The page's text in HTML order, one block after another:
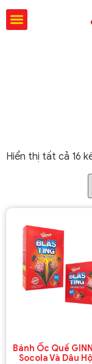
Hiển thị tất cả 16
Bánh Ốc Quế
Socola Và Dâu